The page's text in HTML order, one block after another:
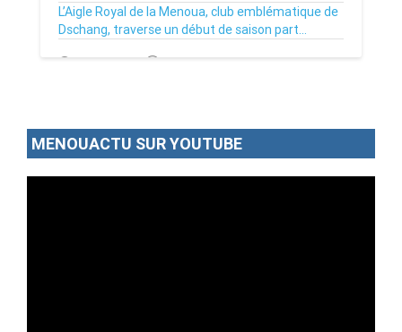
L’Aigle Royal de la Menoua, club emblématique de
Dschang, traverse un début de saison part...
23/12/24 Par MenouActu 0
MENOUACTU SUR YOUTUBE